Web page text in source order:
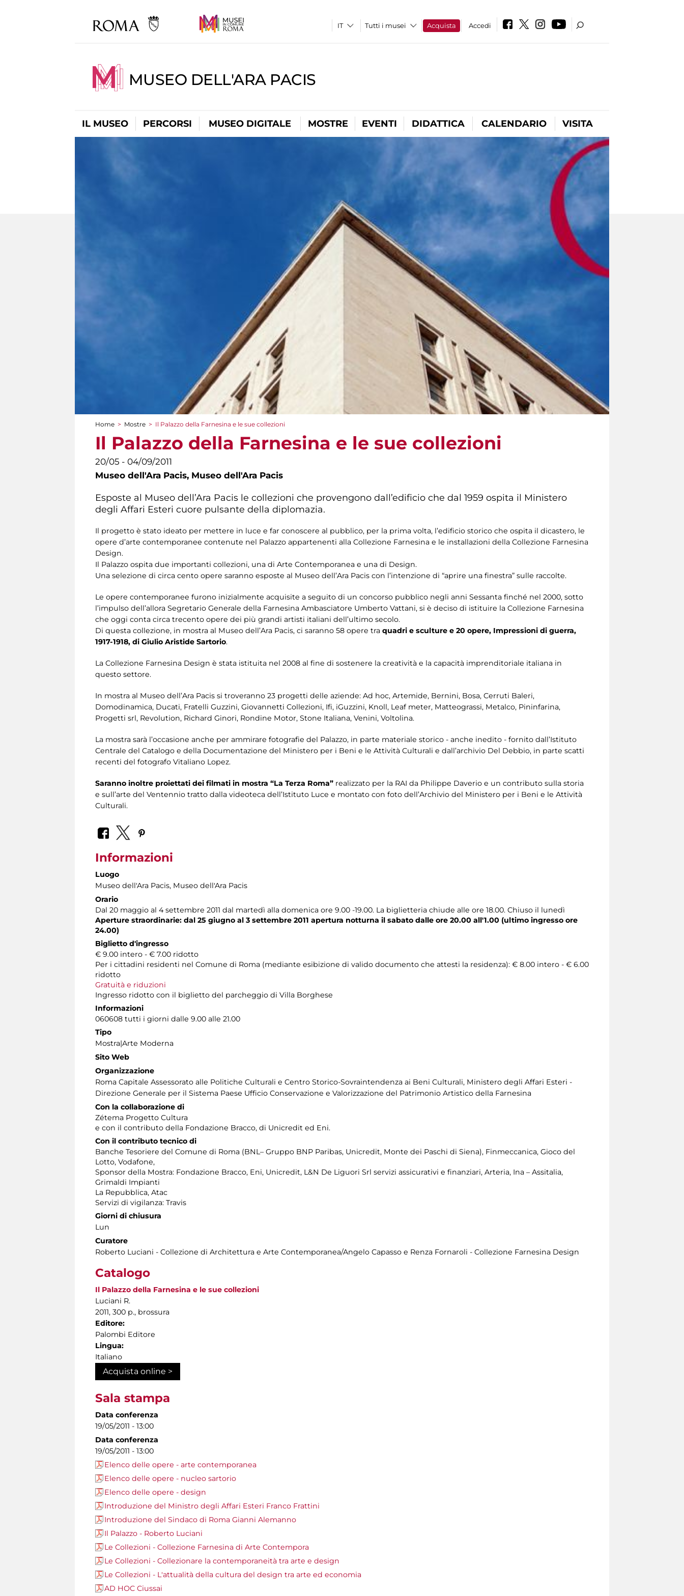
Tutti i musei Acquista Accedi
MUSEO DELL'ARA PACIS
IL MUSEO PERCORSI MUSEO DIGITALE MOSTRE EVENTI DIDATTICA CALENDARIO VISITA
Tu sei qui
Home > Mostre > Il Palazzo della Farnesina e le sue collezioni
Il Palazzo della Farnesina e le sue collezioni
20/05 - 04/09/2011
Museo dell'Ara Pacis, Museo dell'Ara Pacis
Esposte al Museo dell’Ara Pacis le collezioni che provengono dall’edificio che dal 1959 ospita il Ministero
degli Affari Esteri cuore pulsante della diplomazia.
Il progetto è stato ideato per mettere in luce e far conoscere al pubblico, per la prima volta, l’edificio storico che ospita il dicastero, le
opere d’arte contemporanee contenute nel Palazzo appartenenti alla Collezione Farnesina e le installazioni della Collezione Farnesina
Design.
Il Palazzo ospita due importanti collezioni, una di Arte Contemporanea e una di Design.
Una selezione di circa cento opere saranno esposte al Museo dell’Ara Pacis con l’intenzione di “aprire una finestra” sulle raccolte.
Le opere contemporanee furono inizialmente acquisite a seguito di un concorso pubblico negli anni Sessanta finché nel 2000, sotto
l’impulso dell’allora Segretario Generale della Farnesina Ambasciatore Umberto Vattani, si è deciso di istituire la Collezione Farnesina
che oggi conta circa trecento opere dei più grandi artisti italiani dell’ultimo secolo.
Di questa collezione, in mostra al Museo dell’Ara Pacis, ci saranno 58 opere tra quadri e sculture e 20 opere, Impressioni di guerra,
1917-1918, di Giulio Aristide Sartorio.
La Collezione Farnesina Design è stata istituita nel 2008 al fine di sostenere la creatività e la capacità imprenditoriale italiana in
questo settore.
In mostra al Museo dell’Ara Pacis si troveranno 23 progetti delle aziende: Ad hoc, Artemide, Bernini, Bosa, Cerruti Baleri,
Domodinamica, Ducati, Fratelli Guzzini, Giovannetti Collezioni, Ifi, iGuzzini, Knoll, Leaf meter, Matteograssi, Metalco, Pininfarina,
Progetti srl, Revolution, Richard Ginori, Rondine Motor, Stone Italiana, Venini, Voltolina.
La mostra sarà l’occasione anche per ammirare fotografie del Palazzo, in parte materiale storico - anche inedito - fornito dall’Istituto
Centrale del Catalogo e della Documentazione del Ministero per i Beni e le Attività Culturali e dall’archivio Del Debbio, in parte scatti
recenti del fotografo Vitaliano Lopez.
Saranno inoltre proiettati dei filmati in mostra “La Terza Roma” realizzato per la RAI da Philippe Daverio e un contributo sulla storia
e sull’arte del Ventennio tratto dalla videoteca dell’Istituto Luce e montato con foto dell’Archivio del Ministero per i Beni e le Attività
Culturali.
Informazioni
Luogo
Museo dell'Ara Pacis, Museo dell'Ara Pacis
Orario
Dal 20 maggio al 4 settembre 2011 dal martedì alla domenica ore 9.00 -19.00. La biglietteria chiude alle ore 18.00. Chiuso il lunedì
Aperture straordinarie: dal 25 giugno al 3 settembre 2011 apertura notturna il sabato dalle ore 20.00 all'1.00 (ultimo ingresso ore
24.00)
Biglietto d'ingresso
€ 9.00 intero - € 7.00 ridotto
Per i cittadini residenti nel Comune di Roma (mediante esibizione di valido documento che attesti la residenza): € 8.00 intero - € 6.00
ridotto
Gratuità e riduzioni
Ingresso ridotto con il biglietto del parcheggio di Villa Borghese
Informazioni
060608 tutti i giorni dalle 9.00 alle 21.00
Tipo
Mostra|Arte Moderna
Sito Web
Organizzazione
Roma Capitale Assessorato alle Politiche Culturali e Centro Storico-Sovraintendenza ai Beni Culturali, Ministero degli Affari Esteri -
Direzione Generale per il Sistema Paese Ufficio Conservazione e Valorizzazione del Patrimonio Artistico della Farnesina
Con la collaborazione di
Zétema Progetto Cultura
e con il contributo della Fondazione Bracco, di Unicredit ed Eni.
Con il contributo tecnico di
Banche Tesoriere del Comune di Roma (BNL– Gruppo BNP Paribas, Unicredit, Monte dei Paschi di Siena), Finmeccanica, Gioco del
Lotto, Vodafone,
Sponsor della Mostra: Fondazione Bracco, Eni, Unicredit, L&N De Liguori Srl servizi assicurativi e finanziari, Arteria, Ina – Assitalia,
Grimaldi Impianti
La Repubblica, Atac
Servizi di vigilanza: Travis
Giorni di chiusura
Lun
Curatore
Roberto Luciani - Collezione di Architettura e Arte Contemporanea/Angelo Capasso e Renza Fornaroli - Collezione Farnesina Design
Catalogo
Il Palazzo della Farnesina e le sue collezioni
Luciani R.
2011, 300 p., brossura
Editore:
Palombi Editore
Lingua:
Italiano
Acquista online >
Sala stampa
Data conferenza
19/05/2011 - 13:00
Data conferenza
19/05/2011 - 13:00
Elenco delle opere - arte contemporanea
Elenco delle opere - nucleo sartorio
Elenco delle opere - design
Introduzione del Ministro degli Affari Esteri Franco Frattini
Introduzione del Sindaco di Roma Gianni Alemanno
Il Palazzo - Roberto Luciani
Le Collezioni - Collezione Farnesina di Arte Contempora
Le Collezioni - Collezionare la contemporaneità tra arte e design
Le Collezioni - L'attualità della cultura del design tra arte ed economia
AD HOC Ciussai